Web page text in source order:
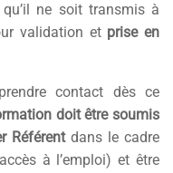
ne soit transmis à
validation et prise en
contact dès ce
doit être soumis
Référentdans le cadre
à l’emploi) et être